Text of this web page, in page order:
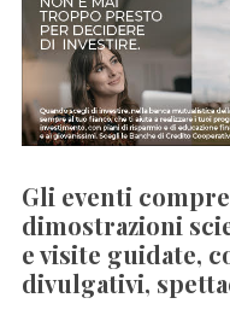
Gli eventi
dimostrazioni
e visite guidate,
divulgativi,